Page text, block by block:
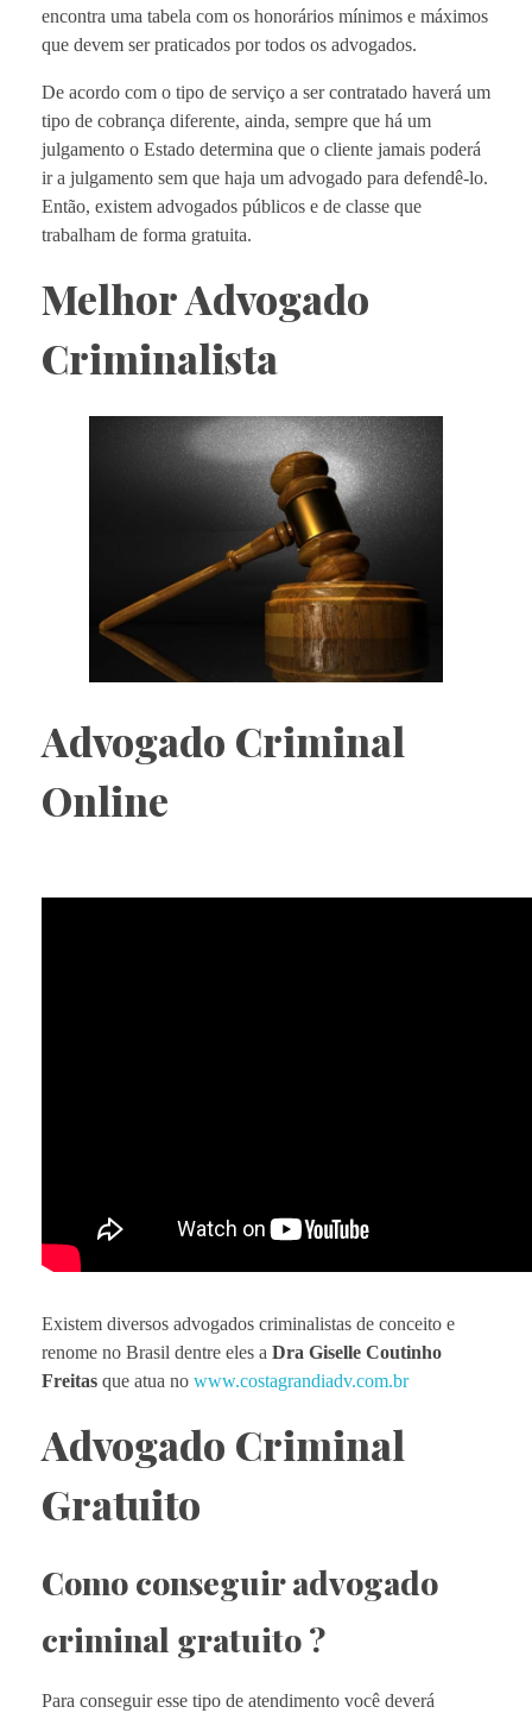
encontra uma tabela com os honorários mínimos e máximos
que devem ser praticados por todos os advogados.
De acordo com o tipo de serviço a ser contratado haverá um
tipo de cobrança diferente, ainda, sempre que há um
julgamento o Estado determina que o cliente jamais poderá
ir a julgamento sem que haja um advogado para defendê-lo.
Então, existem advogados públicos e de classe que
trabalham de forma gratuita.
Melhor Advogado
Criminalista
Advogado Criminal
Online
Existem diversos advogados criminalistas de conceito e
renome no Brasil dentre eles a Dra Giselle Coutinho
Freitas que atua no www.costagrandiadv.com.br
Advogado Criminal
Gratuito
Como conseguir advogado
criminal gratuito ?
Para conseguir esse tipo de atendimento você deverá